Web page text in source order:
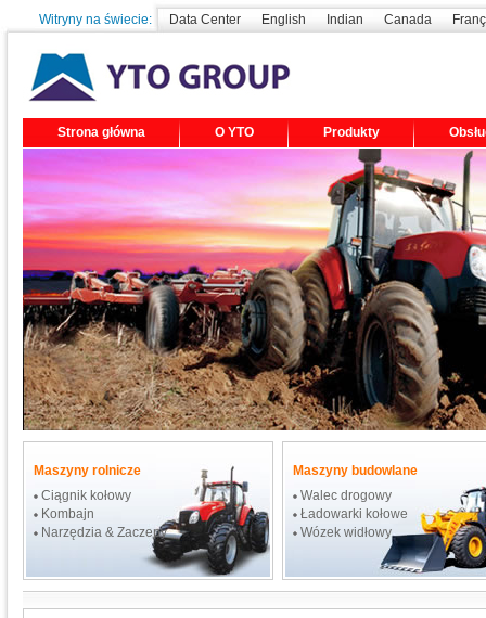
Witryny na świecie: Data Center English Indian Canada
Strona główna O YTO Produkty
Maszyny rolnicze
Ciągnik kołowy
Kombajn
Narzędzia & Zaczepy
Maszyny budowlane
Walec drogowy
Ładowarki kołowe
Wózek widłowy